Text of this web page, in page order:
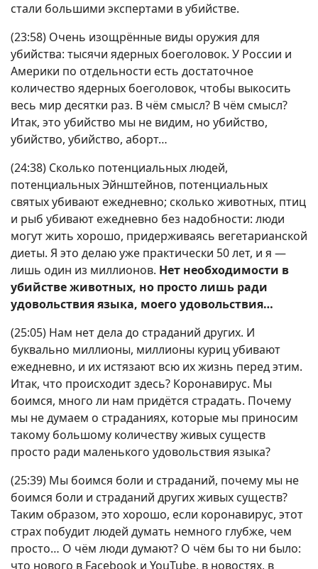
стали большими экспертами в убийстве.
(23:58) Очень изощрённые виды оружия для
убийства: тысячи ядерных боеголовок. У России и
Америки по отдельности есть достаточное
количество ядерных боеголовок, чтобы выкосить
весь мир десятки раз. В чём смысл? В чём смысл?
Итак, это убийство мы не видим, но убийство,
убийство, убийство, аборт…
(24:38) Сколько потенциальных людей,
потенциальных Эйнштейнов, потенциальных
святых убивают ежедневно; сколько животных, птиц
и рыб убивают ежедневно без надобности: люди
могут жить хорошо, придерживаясь вегетарианской
диеты. Я это делаю уже практически 50 лет, и я —
лишь один из миллионов. Нет необходимости в
убийстве животных, но просто лишь ради
удовольствия языка, моего удовольствия…
(25:05) Нам нет дела до страданий других. И
буквально миллионы, миллионы куриц убивают
ежедневно, и их истязают всю их жизнь перед этим.
Итак, что происходит здесь? Коронавирус. Мы
боимся, много ли нам придётся страдать. Почему
мы не думаем о страданиях, которые мы приносим
такому большому количеству живых существ
просто ради маленького удовольствия языка?
(25:39) Мы боимся боли и страданий, почему мы не
боимся боли и страданий других живых существ?
Таким образом, это хорошо, если коронавирус, этот
страх побудит людей думать немного глубже, чем
просто… О чём люди думают? О чём бы то ни было:
что нового в Facebook и YouTube, в новостях, в